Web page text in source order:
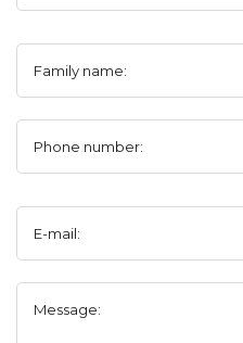
Family name:
Phone number:
E-mail:
Message: